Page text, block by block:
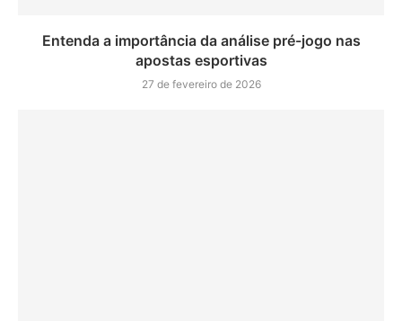
Entenda a importância da análise pré-jogo nas
apostas esportivas
27 de fevereiro de 2026